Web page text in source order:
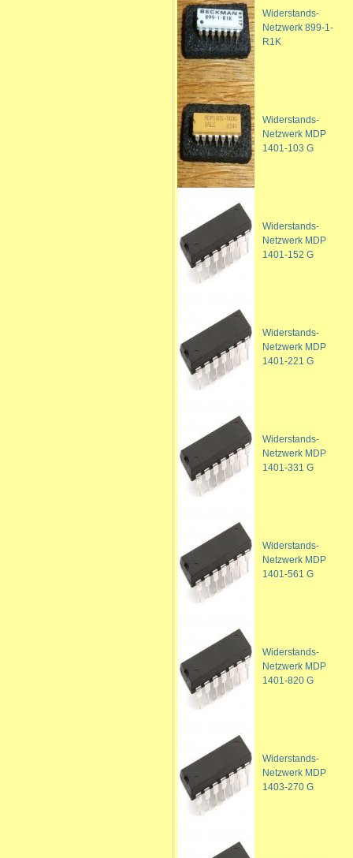
Widerstands-
Netzwerk 899-1-
R1K
Widerstands-
Netzwerk MDP
1401-103 G
Widerstands-
Netzwerk MDP
1401-152 G
Widerstands-
Netzwerk MDP
1401-221 G
Widerstands-
Netzwerk MDP
1401-331 G
Widerstands-
Netzwerk MDP
1401-561 G
Widerstands-
Netzwerk MDP
1401-820 G
Widerstands-
Netzwerk MDP
1403-270 G